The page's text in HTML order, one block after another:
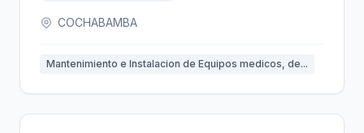
COCHABAMBA
Mantenimiento e Instalacion de Equipos medicos, de...